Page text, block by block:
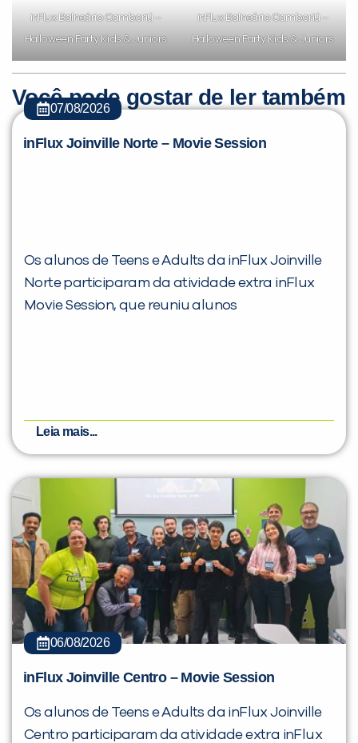
inFlux Balneário Camboriú –
Halloween Party Kids & Juniors
inFlux Balneário Camboriú –
Halloween Party Kids & Juniors
Você pode gostar de ler também
07/08/2026
inFlux Joinville Norte – Movie Session
Os alunos de Teens e Adults da inFlux Joinville
Norte participaram da atividade extra inFlux
Movie Session, que reuniu alunos
Leia mais...
06/08/2026
inFlux Joinville Centro – Movie Session
Os alunos de Teens e Adults da inFlux Joinville
Centro participaram da atividade extra inFlux